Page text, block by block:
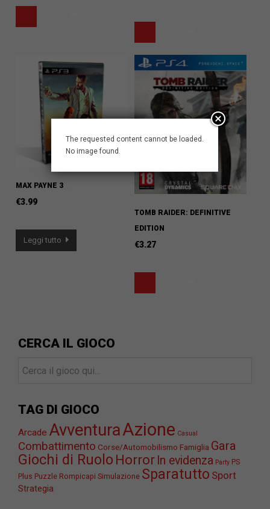
MAX PAYNE 3
€3.99
Leggi tutto
TOMB RAIDER: DEFINITIVE
EDITION
€3.27
CERCA IL GIOCO
TAG DI GIOCO
Arcade AvventuraAzione Casual
Combattimento Corse/Automobilismo Famiglia Gara
Giochi di Ruolo Horror In evidenza Party PS
Plus Puzzle Rompicapi Simulazione Sparatutto Sport
Strategia
The requested content cannot be loaded.
No image found.